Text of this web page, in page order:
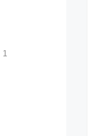
1